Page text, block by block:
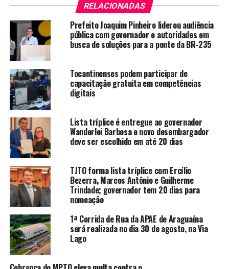
RELACIONADAS
Prefeito Joaquim Pinheiro liderou audiência
pública com governador e autoridades em
busca de soluções para a ponte da BR-235
Tocantinenses podem participar de
capacitação gratuita em competências
digitais
Lista tríplice é entregue ao governador
Wanderlei Barbosa e novo desembargador
deve ser escolhido em até 20 dias
TJTO forma lista tríplice com Ercílio
Bezerra, Marcos Antônio e Guilherme
Trindade; governador tem 20 dias para
nomeação
1ª Corrida de Rua da APAE de Araguaína
será realizada no dia 30 de agosto, na Via
Lago